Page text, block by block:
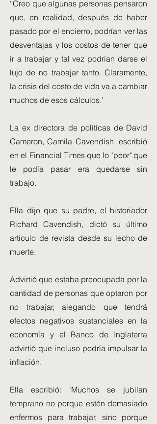
“Creo que algunas personas pensaron
que, en realidad, después de haber
pasado por el encierro, podrían ver las
desventajas y los costos de tener que
ir a trabajar y tal vez podrían darse el
lujo de no trabajar tanto. Claramente,
la crisis del costo de vida va a cambiar
muchos de esos cálculos.'
La ex directora de políticas de David
Cameron, Camila Cavendish, escribió
en el Financial Times que lo "peor" que
le podía pasar era quedarse sin
trabajo.
Ella dijo que su padre, el historiador
Richard Cavendish, dictó su último
artículo de revista desde su lecho de
muerte.
Advirtió que estaba preocupada por la
cantidad de personas que optaron por
no trabajar, alegando que tendrá
efectos negativos sustanciales en la
economía y el Banco de Inglaterra
advirtió que incluso podría impulsar la
inflación.
Ella escribió: 'Muchos se jubilan
temprano no porque estén demasiado
enfermos para trabajar, sino porque